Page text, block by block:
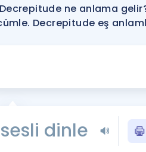
YDS ve YÖKDİL'e
Tüm ÖSYM
Blog
YDS - YÖKDİL
ne anlama
Decrepitude eş
sesli dinle